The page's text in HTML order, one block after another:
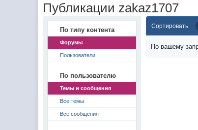
Публикации zakaz1707
По типу контента
Форумы
Пользователи
По пользователю
Темы и сообщения
Все темы
Все сообщения
Сортировать
По вашему